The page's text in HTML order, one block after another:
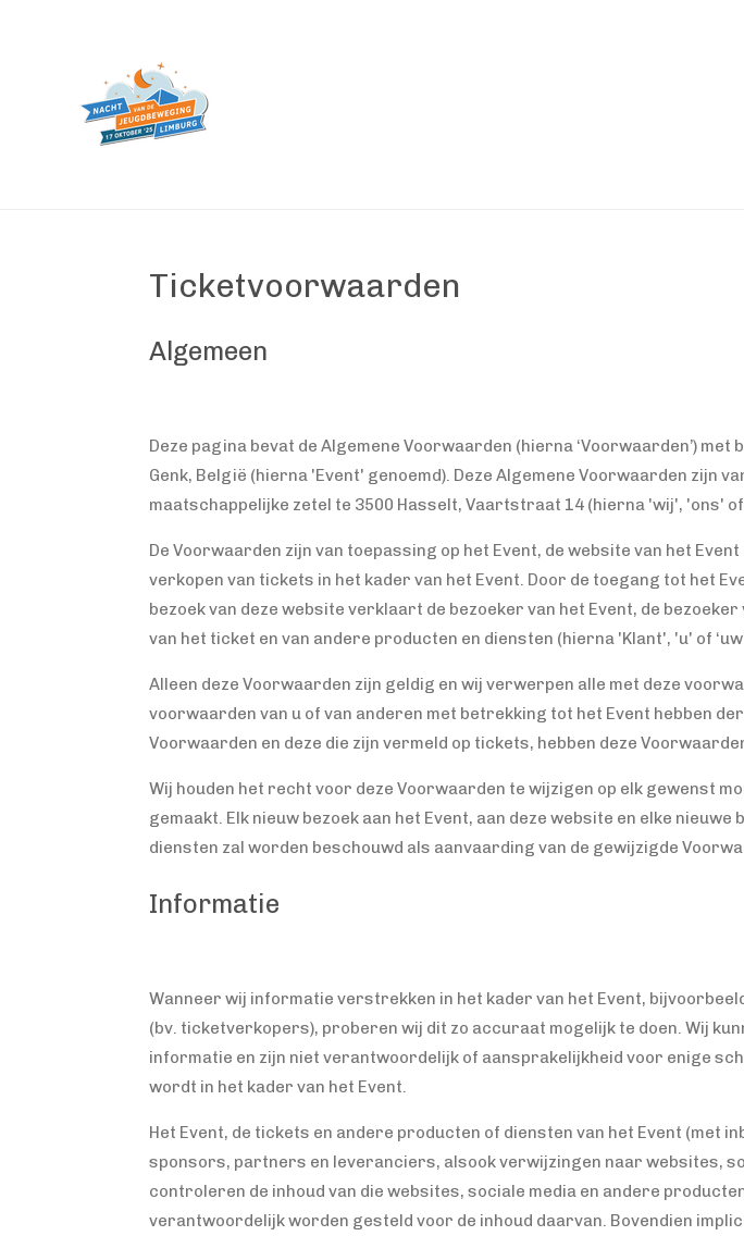
hoofdinhoud
Ticketvoorwaarden
Algemeen
Deze pagina bevat de Algemene Voorwaarden (hierna ‘Voorwaarden’)
Genk, België (hierna 'Event' genoemd). Deze Algemene Voorwaarden zijn
maatschappelijke zetel te 3500 Hasselt, Vaartstraat 14 (hierna 'wij', 'ons'
De Voorwaarden zijn van toepassing op het Event, de website van het
verkopen van tickets in het kader van het Event. Door de toegang tot het
bezoek van deze website verklaart de bezoeker van het Event, de
van het ticket en van andere producten en diensten (hierna 'Klant', 'u' of
Alleen deze Voorwaarden zijn geldig en wij verwerpen alle met deze
voorwaarden van u of van anderen met betrekking tot het Event hebben
Voorwaarden en deze die zijn vermeld op tickets, hebben deze
Wij houden het recht voor deze Voorwaarden te wijzigen op elk gewenst
gemaakt. Elk nieuw bezoek aan het Event, aan deze website en elke
diensten zal worden beschouwd als aanvaarding van de gewijzigde
Informatie
Wanneer wij informatie verstrekken in het kader van het Event,
(bv. ticketverkopers), proberen wij dit zo accuraat mogelijk te doen. Wij
informatie en zijn niet verantwoordelijk of aansprakelijkheid voor enige
wordt in het kader van het Event.
Het Event, de tickets en andere producten of diensten van het Event (met
sponsors, partners en leveranciers, alsook verwijzingen naar websites,
controleren de inhoud van die websites, sociale media en andere
verantwoordelijk worden gesteld voor de inhoud daarvan. Bovendien